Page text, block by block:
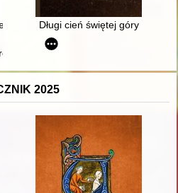
Długi cień świętej góry
w powiecie nowosolskim
2025